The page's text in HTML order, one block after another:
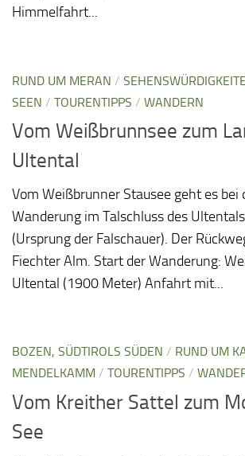
Himmelfahrt...
RUND UM MERAN /
SEEN / TOURENTIPPS / WANDERN
Vom Weißbrunnsee zum
Ultental
Vom Weißbrunner Stausee geht es bei
Wanderung im Talschluss des
(Ursprung der Falschauer). Der
Fiechter Alm. Start der Wanderung:
Ultental (1900 Meter) Anfahrt mit...
BOZEN, SÜDTIROLS SÜDEN / RUND UM
MENDELKAMM / TOURENTIPPS /
Vom Kreither Sattel zum
See